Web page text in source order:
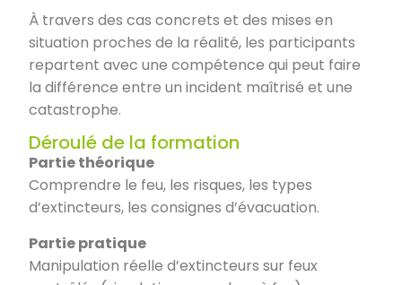
À travers des cas concrets et des mises en
situation proches de la réalité, les participants
repartent avec une compétence qui peut faire
la différence entre un incident maîtrisé et une
catastrophe.
Déroulé de la formation
Partie théorique
Comprendre le feu, les risques, les types
d’extincteurs, les consignes d’évacuation.
Partie pratique
Manipulation réelle d’extincteurs sur feux